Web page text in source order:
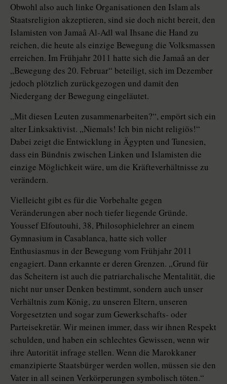
Obwohl also auch linke Organisationen den Islam als
Staatsreligion akzeptieren, sind sie doch nicht bereit, den
Islamisten von Jamaâ Al-Adl wal Ihsane die Hand zu
reichen, die heute als einzige Bewegung die Volksmassen
erreichen. Im Frühjahr 2011 hatte sich die Jamaâ an der
„Bewegung des 20. Februar“ beteiligt, sich im Dezember
jedoch plötzlich zurückgezogen und damit den
Niedergang der Bewegung eingeläutet.
„Mit diesen Leuten zusammenarbeiten?“, empört sich ein
alter Linksaktivist. „Niemals! Ich bin nicht religiös!“
Dabei zeigt die Entwicklung in Ägypten und Tunesien,
dass ein Bündnis zwischen Linken und Islamisten die
einzige Möglichkeit wäre, um die Kräfteverhältnisse zu
verändern.
Vielleicht gibt es für die Vorbehalte gegen
Veränderungen aber noch tiefer liegende Gründe.
Youssef Elfoutouhi, 38, Philosophielehrer an einem
Gymnasium in Casablanca, hatte sich voller
Enthusiasmus in der Bewegung vom Frühjahr 2011
engagiert. Dann erkannte er deren Grenzen. „Grund für
das Scheitern ist auch die patriarchalische Mentalität, die
nicht nur unser Denken bestimmt, sondern auch unser
Verhältnis zum König, zu unseren Eltern, unseren
Vorgesetzten und sogar zum Gewerkschafts- oder
Parteisekretär. Wir meinen immer, dass wir ihnen Respekt
schulden, und haben ein schlechtes Gewissen, wenn wir
ihre Autorität infrage stellen. Wenn die Marokkaner
emanzipierte Staatsbürger werden wollen, müssen sie den
Vater in all seinen Verkörperungen symbolisch töten.“